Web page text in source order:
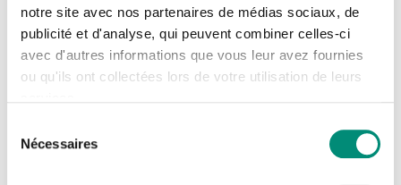
notre site avec nos partenaires de médias sociaux, de
publicité et d'analyse, qui peuvent combiner celles-ci
avec d'autres informations que vous leur avez fournies
ou qu'ils ont collectées lors de votre utilisation de leurs
Nécessaires
INFORMATIONS COMPLÉMENTAIRES
Pour vous inscrire à la formation, cliquer sur le lien
J'ai déjà un compte
Adresse email *